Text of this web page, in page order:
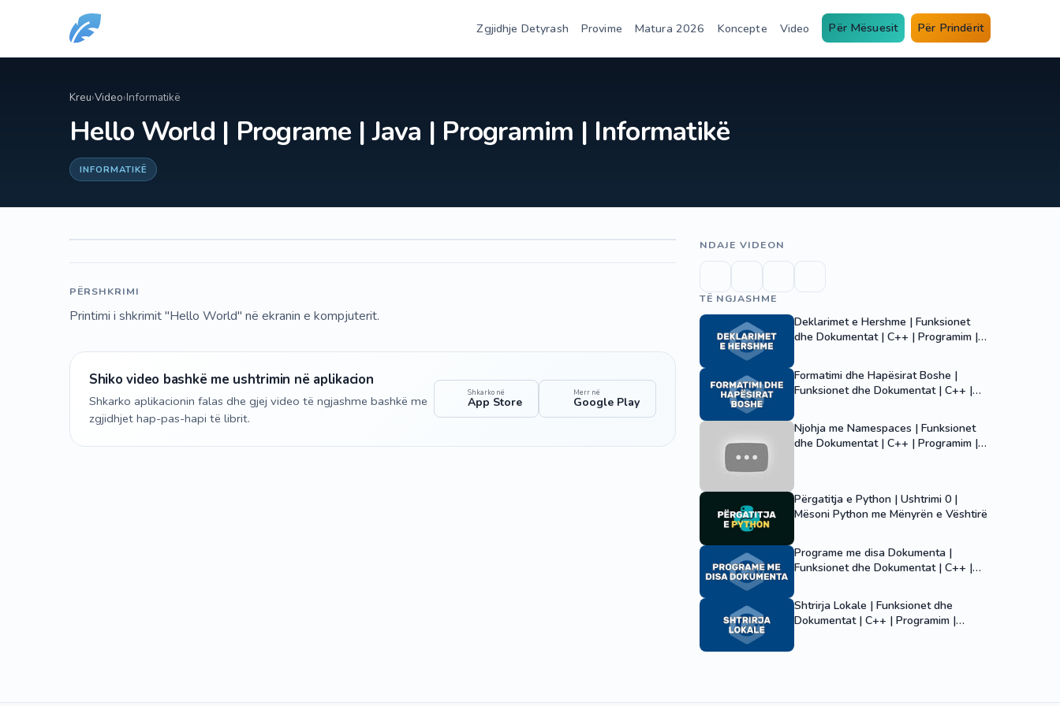
Zgjidhje Detyrash Provime Matura 2026 Koncepte Video Për Mësuesit Për Prindërit
Kreu›Video›Informatikë
Hello World | Programe | Java | Programim | Informatikë
INFORMATIKË
PËRSHKRIMI
Printimi i shkrimit "Hello World" në ekranin e kompjuterit.
Shiko video bashkë me ushtrimin në aplikacion
Shkarko aplikacionin falas dhe gjej video të ngjashme bashkë me
zgjidhjet hap-pas-hapi të librit.
Shkarko në
App Store
Merr në
Google Play
NDAJE VIDEON
TË NGJASHME
Deklarimet e Hershme | Funksionet
dhe Dokumentat | C++ | Programim |
Formatimi dhe Hapësirat Boshe |
Funksionet dhe Dokumentat | C++ |
Njohja me Namespaces | Funksionet
dhe Dokumentat | C++ | Programim |
Përgatitja e Python | Ushtrimi 0 |
Mësoni Python me Mënyrën e Vështirë
Programe me disa Dokumenta |
Funksionet dhe Dokumentat | C++ |
Shtrirja Lokale | Funksionet dhe
Dokumentat | C++ | Programim |